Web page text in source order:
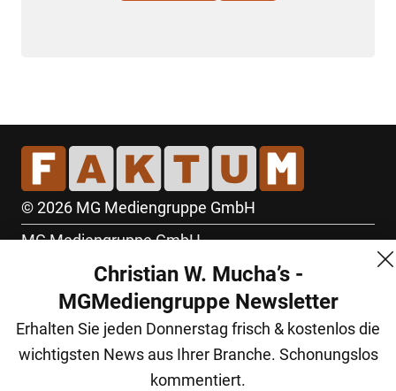
© 2026 MG Mediengruppe GmbH
MG Mediengruppe GmbH
Burgring 1/7
1010 Wien
+43 (1) 522 14 14
office@mgmedien.at
Christian W. Mucha’s -
MGMediengruppe Newsletter
Erhalten Sie jeden Donnerstag frisch & kostenlos die
wichtigsten News aus Ihrer Branche. Schonungslos
kommentiert.